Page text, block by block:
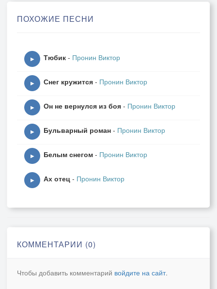
ПОХОЖИЕ ПЕСНИ
▶ Тюбик - Пронин Виктор
▶ Снег кружится - Пронин Виктор
▶ Он не вернулся из боя - Пронин Виктор
▶ Бульварный роман - Пронин Виктор
▶ Белым снегом - Пронин Виктор
▶ Ах отец - Пронин Виктор
КОММЕНТАРИИ (0)
Чтобы добавить комментарий войдите на сайт.